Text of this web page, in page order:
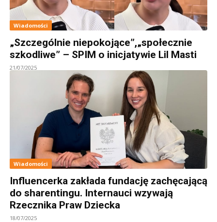
Wiadomości
„Szczególnie niepokojące”,„społecznie
szkodliwe” – SPIM o inicjatywie Lil Masti
21/07/2025
Wiadomości
Influencerka zakłada fundację zachęcającą
do sharentingu. Internauci wzywają
Rzecznika Praw Dziecka
18/07/2025